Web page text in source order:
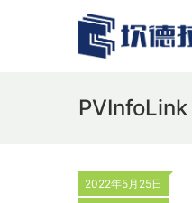
PVInfoLink
2022年5月25日